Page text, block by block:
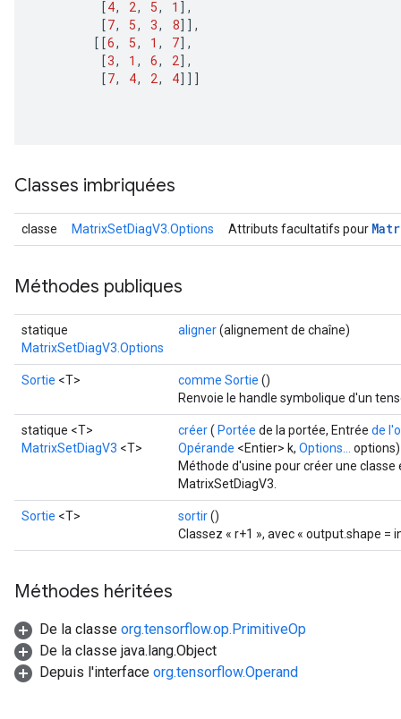
[4, 2, 5, 1 ] ,
[7, 5, 3, 8]] ,
[[6, 5, 1 , 7] ,
[3, 1 , 6, 2] ,
[7, 4, 2, 4]]]
Classes imbriquées
classe MatrixSetDiagV3.Options Attributs facultatifs pour
Méthodes publiques
statique
MatrixSetDiagV3.Options
aligner(alignement de chaîne)
Sortie <T> comme Sortie ()
Renvoie le handle symbolique d'un
statique <T>
MatrixSetDiagV3 <T>
créer( Portée de la portée, Entrée de
Opérande <Entier> k, Options...
options)
Méthode d'usine pour créer une
MatrixSetDiagV3.
Sortie <T> sortir()
Classez « r+1 », avec « output.shape =
Méthodes héritées
De la classe org.tensorflow.op.PrimitiveOp
De la classe java.lang.Object
Depuis l'interface org.tensorflow.Operand